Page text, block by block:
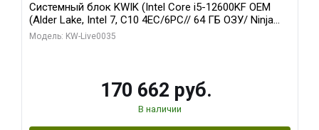
Системный блок KWIK (Intel Core i5-12600KF OEM
(Alder Lake, Intel 7, C10 4EC/6PC// 64 ГБ ОЗУ/ Ninja
Sinotex GTX1650 4GB 128bit GDDR6 DVI DP HDMI 2/
Модель: KW-Live0035
170 662 руб.
В наличии